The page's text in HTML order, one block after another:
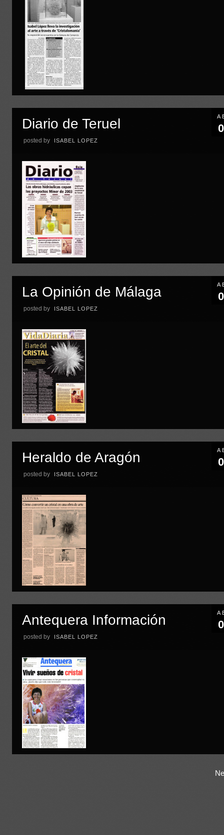
Diario de Teruel
posted by ISABEL LOPEZ
La Opinión de Málaga
posted by ISABEL LOPEZ
Heraldo de Aragón
posted by ISABEL LOPEZ
Antequera Información
posted by ISABEL LOPEZ